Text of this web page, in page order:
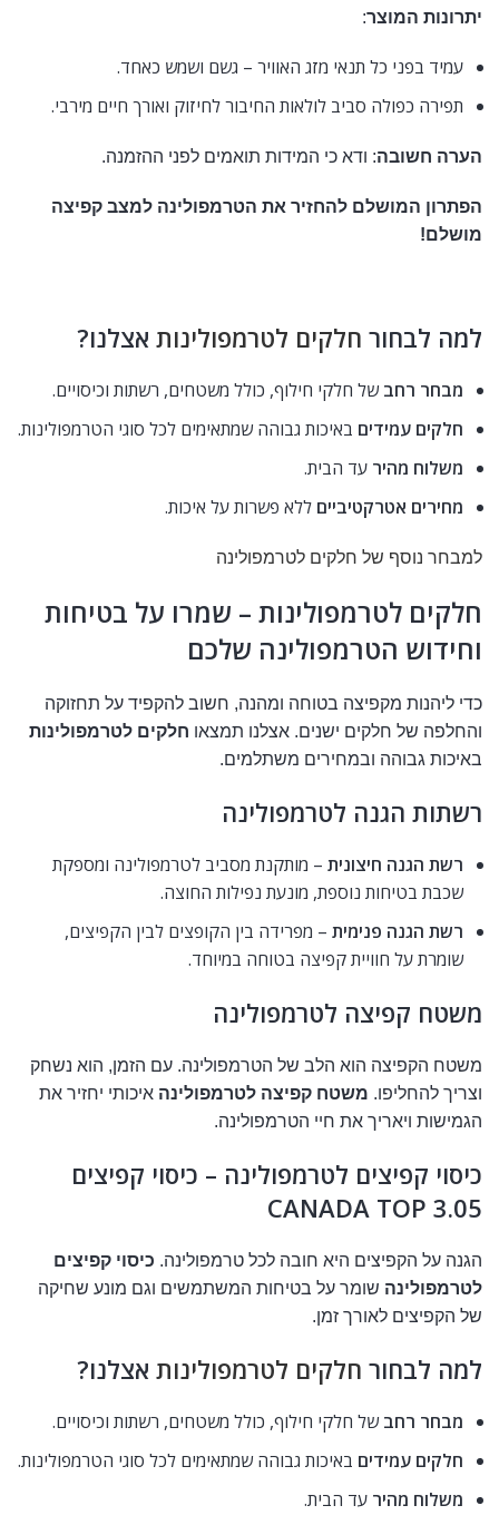
יתרונות המוצר:
עמיד בפני כל תנאי מזג האוויר – גשם ושמש כאחד.
תפירה כפולה סביב לולאות החיבור לחיזוק ואורך חיים מירבי.
הערה חשובה: ודא כי המידות תואמים לפני ההזמנה.
הפתרון המושלם להחזיר את הטרמפולינה למצב קפיצה
מושלם!
למה לבחור חלקים לטרמפולינות אצלנו?
מבחר רחבשל חלקי חילוף, כולל משטחים, רשתות וכיסויים.
חלקים עמידים באיכות גבוהה שמתאימים לכל סוגי הטרמפולינות.
משלוח מהיר עד הבית.
מחירים אטרקטיביים ללא פשרות על איכות.
למבחר נוסף של חלקים לטרמפולינה
חלקים לטרמפולינות – שמרו על בטיחות
וחידוש הטרמפולינה שלכם
כדי ליהנות מקפיצה בטוחה ומהנה, חשוב להקפיד על תחזוקה
והחלפה של חלקים ישנים. אצלנו תמצאו חלקים לטרמפולינות
באיכות גבוהה ובמחירים משתלמים.
רשתות הגנה לטרמפולינה
רשת הגנה חיצונית – מותקנת מסביב לטרמפולינה ומספקת
שכבת בטיחות נוספת, מונעת נפילות החוצה.
רשת הגנה פנימית – מפרידה בין הקופצים לבין הקפיצים,
שומרת על חוויית קפיצה בטוחה במיוחד.
משטח קפיצה לטרמפולינה
משטח הקפיצה הוא הלב של הטרמפולינה. עם הזמן, הוא נשחק
וצריך להחליפו. משטח קפיצה לטרמפולינה איכותי יחזיר את
הגמישות ויאריך את חיי הטרמפולינה.
כיסוי קפיצים לטרמפולינה – כיסוי קפיצים
CANADA TOP 3.05
הגנה על הקפיצים היא חובה לכל טרמפולינה. כיסוי קפיצים
לטרמפולינה שומר על בטיחות המשתמשים וגם מונע שחיקה
של הקפיצים לאורך זמן.
למה לבחור חלקים לטרמפולינות אצלנו?
מבחר רחבשל חלקי חילוף, כולל משטחים, רשתות וכיסויים.
חלקים עמידים באיכות גבוהה שמתאימים לכל סוגי הטרמפולינות.
משלוח מהיר עד הבית.